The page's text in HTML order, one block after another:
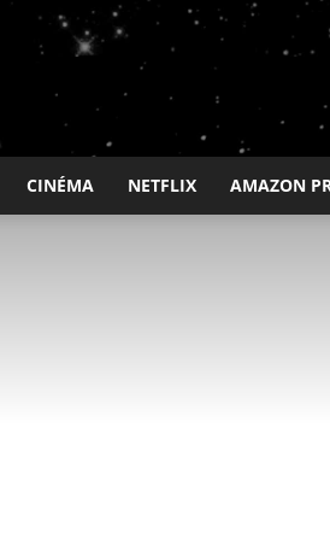
CINÉMA NETFLIX AMAZON